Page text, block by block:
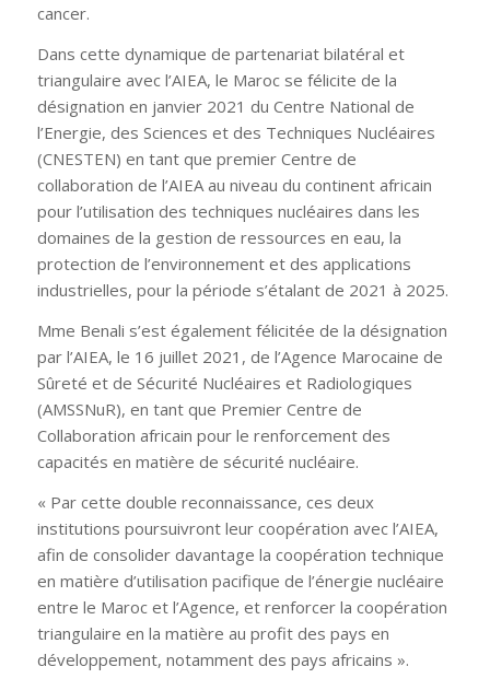
cancer.
Dans cette dynamique de partenariat bilatéral et
triangulaire avec l’AIEA, le Maroc se félicite de la
désignation en janvier 2021 du Centre National de
l’Energie, des Sciences et des Techniques Nucléaires
(CNESTEN) en tant que premier Centre de
collaboration de l’AIEA au niveau du continent africain
pour l’utilisation des techniques nucléaires dans les
domaines de la gestion de ressources en eau, la
protection de l’environnement et des applications
industrielles, pour la période s’étalant de 2021 à 2025.
Mme Benali s’est également félicitée de la désignation
par l’AIEA, le 16 juillet 2021, de l’Agence Marocaine de
Sûreté et de Sécurité Nucléaires et Radiologiques
(AMSSNuR), en tant que Premier Centre de
Collaboration africain pour le renforcement des
capacités en matière de sécurité nucléaire.
« Par cette double reconnaissance, ces deux
institutions poursuivront leur coopération avec l’AIEA,
afin de consolider davantage la coopération technique
en matière d’utilisation pacifique de l’énergie nucléaire
entre le Maroc et l’Agence, et renforcer la coopération
triangulaire en la matière au profit des pays en
développement, notamment des pays africains ».